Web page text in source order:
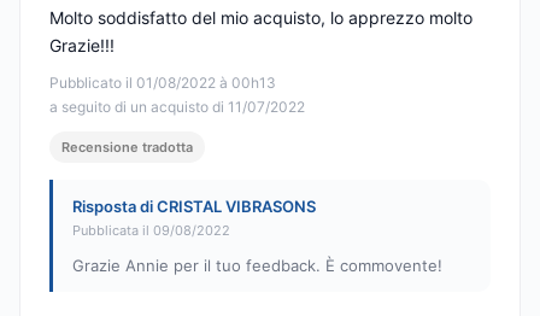
Pubblicato il 01/08/2022 à 00h13
a seguito di un acquisto di 11/07/2022
Molto soddisfatto del mio acquisto, lo apprezzo molto
Grazie!!!
Recensione tradotta
Risposta di CRISTAL VIBRASONS
Pubblicata il 09/08/2022
Grazie Annie per il tuo feedback. È commovente!